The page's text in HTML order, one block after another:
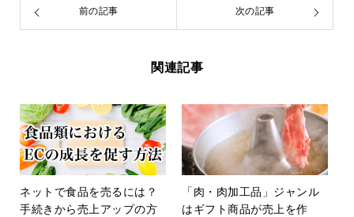
前の記事 次の記事
関連記事
ネットで食品を売るには？
手続きから売上アップの方
「肉・肉加工品」ジャンル
はギフト商品が売上を作